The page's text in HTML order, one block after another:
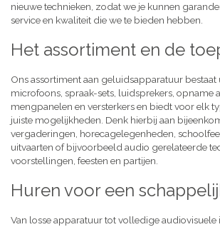
nieuwe technieken, zodat we je kunnen
service en kwaliteit die we te bieden hebben.
Het assortiment en de
Ons assortiment aan geluidsapparatuur
microfoons, spraak-sets, luidsprekers, opname
mengpanelen en versterkers en biedt voor elk
juiste mogelijkheden. Denk hierbij aan
vergaderingen, horecagelegenheden,
uitvaarten of bijvoorbeeld audio gerelateerde
voorstellingen, feesten en partijen.
Huren voor een
Van losse apparatuur tot volledige audiovisuele